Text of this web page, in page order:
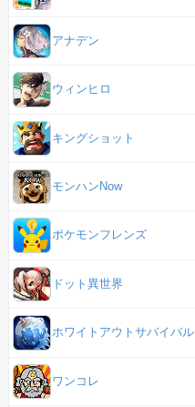
アナデン
ウィンヒロ
キングショット
モンハンNow
ポケモンフレンズ
ドット異世界
ホワイトアウトサバイバル
ワンコレ